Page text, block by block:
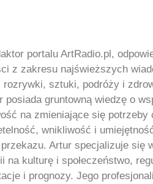
portalu ArtRadio.pl,
z zakresu najświeższych
sztuki, podróży i
posiada gruntowną wiedzę o
na zmieniające się potrzeby
wnikliwość i
Artur specjalizuje się
na kulturę i społeczeństwo,
i prognozy. Jego